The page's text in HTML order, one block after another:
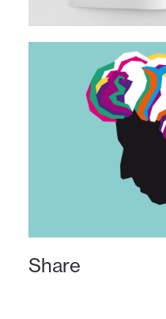
Share